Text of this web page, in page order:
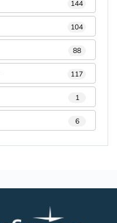
144
104
88
117
1
6